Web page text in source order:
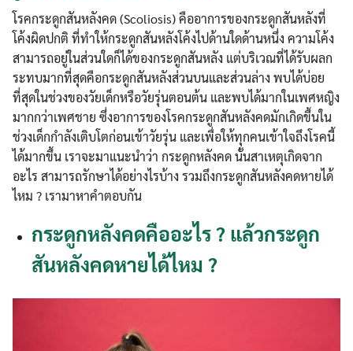
โรคกระดูกสันหลังคด (Scoliosis) คืออาการของกระดูกสันหลังที่
โค้งผิดปกติ ที่ทำให้กระดูกสันหลังโค้งไปด้านใดด้านหนึ่ง ความโค้ง
สามารถอยู่ในส่วนใดก็ได้ของกระดูกสันหลัง แต่บริเวณที่ได้รับผลก
ระทบมากที่สุดคือกระดูกสันหลังส่วนบนและส่วนล่าง พบได้บ่อย
ที่สุดในช่วงของวัยเด็กหรือวัยรุ่นตอนต้น และพบได้มากในเพศหญิง
มากกว่าเพศชาย ซึ่งอาการของโรคกระดูกสันหลังคดมักเกิดขึ้นใน
ช่วงเด็กกำลังเติบโตก่อนเข้าวัยรุ่น และเพื่อให้ทุกคนเข้าใจถึงโรคนี้
ได้มากขึ้น เราจะมาแนะนำว่า กระดูกหลังคด นั้นสาเหตุเกิดจาก
อะไร สามารถรักษาได้อย่างไรบ้าง รวมถึงกระดูกสันหลังคดหายได้
ไหม ? เรามาหาคำตอบกัน
กระดูกหลังคดคืออะไร ? แล้วกระดูก
สันหลังคดหายได้ไหม ?